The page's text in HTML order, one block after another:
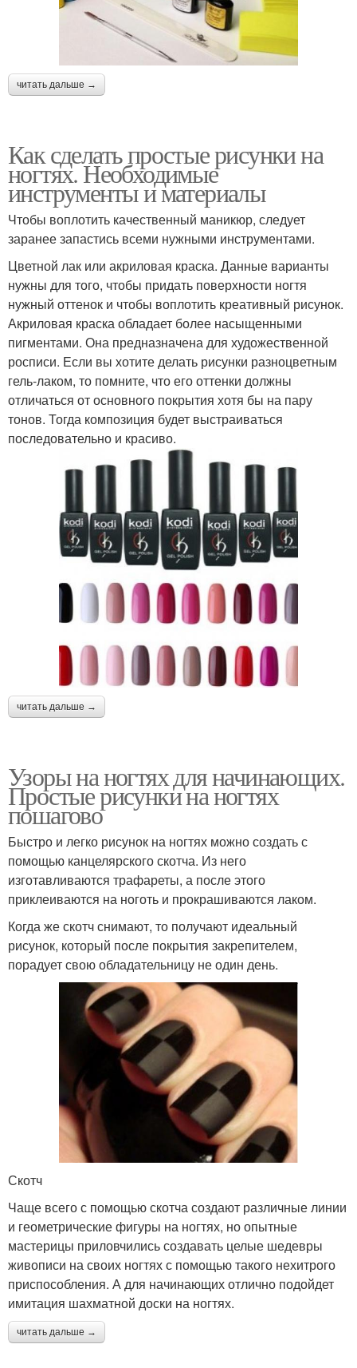
читать дальше →
Как сделать простые рисунки на
ногтях. Необходимые
инструменты и материалы
Чтобы воплотить качественный маникюр, следует
заранее запастись всеми нужными инструментами.
Цветной лак или акриловая краска. Данные варианты
нужны для того, чтобы придать поверхности ногтя
нужный оттенок и чтобы воплотить креативный рисунок.
Акриловая краска обладает более насыщенными
пигментами. Она предназначена для художественной
росписи. Если вы хотите делать рисунки разноцветным
гель-лаком, то помните, что его оттенки должны
отличаться от основного покрытия хотя бы на пару
тонов. Тогда композиция будет выстраиваться
последовательно и красиво.
читать дальше →
Узоры на ногтях для начинающих.
Простые рисунки на ногтях
пошагово
Быстро и легко рисунок на ногтях можно создать с
помощью канцелярского скотча. Из него
изготавливаются трафареты, а после этого
приклеиваются на ноготь и прокрашиваются лаком.
Когда же скотч снимают, то получают идеальный
рисунок, который после покрытия закрепителем,
порадует свою обладательницу не один день.
Скотч
Чаще всего с помощью скотча создают различные линии
и геометрические фигуры на ногтях, но опытные
мастерицы приловчились создавать целые шедевры
живописи на своих ногтях с помощью такого нехитрого
приспособления. А для начинающих отлично подойдет
имитация шахматной доски на ногтях.
читать дальше →